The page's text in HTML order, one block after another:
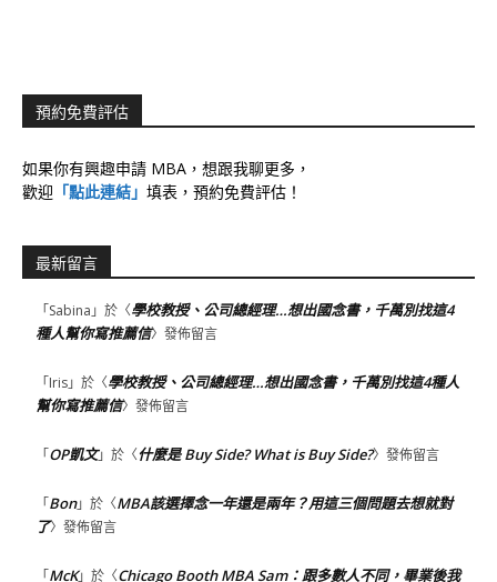
預約免費評估
如果你有興趣申請 MBA，想跟我聊更多，
歡迎 「點此連結」 填表，預約免費評估！
最新留言
「Sabina 」於〈學校教授、公司總經理…想出國念書，千萬別找這4
種人幫你寫推薦信〉發佈留言
「Iris」於〈學校教授、公司總經理…想出國念書，千萬別找這4種人
幫你寫推薦信〉發佈留言
「OP凱文」於〈什麼是 Buy Side? What is Buy Side?〉發佈留言
「Bon」於〈MBA該選擇念一年還是兩年？用這三個問題去想就對
了〉發佈留言
「McK」於〈Chicago Booth MBA Sam：跟多數人不同，畢業後我